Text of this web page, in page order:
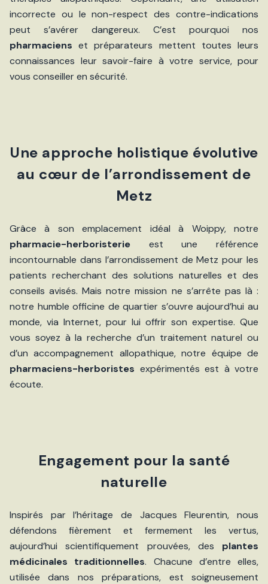
incorrecte ou le non-respect des contre-indications
peut s’avérer dangereux. C’est pourquoi nos
pharmaciens et préparateurs mettent toutes leurs
connaissances leur savoir-faire à votre service, pour
vous conseiller en sécurité.
Une approche holistique évolutive
au cœur de l’arrondissement de
Metz
Grâce à son emplacement idéal à Woippy, notre
pharmacie-herboristerie est une référence
incontournable dans l’arrondissement de Metz pour les
patients recherchant des solutions naturelles et des
conseils avisés. Mais notre mission ne s’arrête pas là :
notre humble officine de quartier s’ouvre aujourd’hui au
monde, via Internet, pour lui offrir son expertise. Que
vous soyez à la recherche d’un traitement naturel ou
d’un accompagnement allopathique, notre équipe de
pharmaciens-herboristes expérimentés est à votre
écoute.
Engagement pour la santé
naturelle
Inspirés par l’héritage de Jacques Fleurentin, nous
défendons fièrement et fermement les vertus,
aujourd’hui scientifiquement prouvées, des plantes
médicinales traditionnelles. Chacune d’entre elles,
utilisée dans nos préparations, est soigneusement